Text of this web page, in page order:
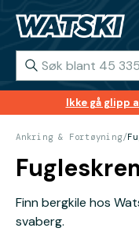
Ikke gå glipp
Ankring & Fortøyning/
Finn bergkile hos
svaberg.